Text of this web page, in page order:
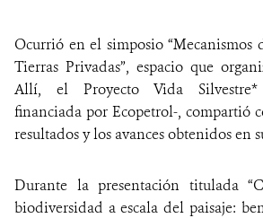
Ocurrió en el simposio “Mecanismos
Tierras Privadas”, espacio que
Allí, el Proyecto Vida Silvestre*
financiada por Ecopetrol-, compartió
resultados y los avances obtenidos en
Durante la presentación titulada
biodiversidad a escala del paisaje: